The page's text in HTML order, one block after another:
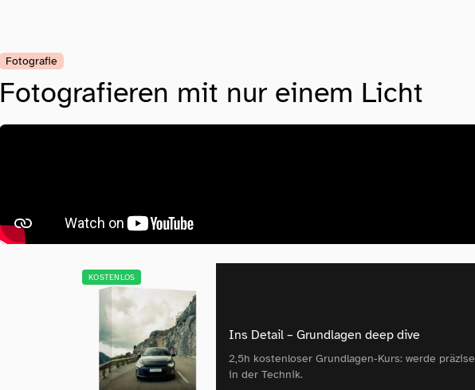
Fotografie
Fotografieren mit nur einem Licht
KOSTENLOS
Ins Detail – Grundlagen deep dive
2,5h kostenloser Grundlagen‑Kurs: werde präzise
in der Technik.